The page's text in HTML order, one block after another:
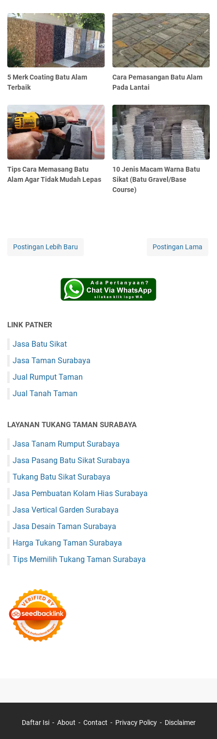
5 Merk Coating Batu Alam
Terbaik
Cara Pemasangan Batu Alam
Pada Lantai
Tips Cara Memasang Batu
Alam Agar Tidak Mudah Lepas
10 Jenis Macam Warna Batu
Sikat (Batu Gravel/Base
Course)
Postingan Lebih Baru Postingan Lama
LINK PATNER
Jasa Batu Sikat
Jasa Taman Surabaya
Jual Rumput Taman
Jual Tanah Taman
LAYANAN TUKANG TAMAN SURABAYA
Jasa Tanam Rumput Surabaya
Jasa Pasang Batu Sikat Surabaya
Tukang Batu Sikat Surabaya
Jasa Pembuatan Kolam Hias Surabaya
Jasa Vertical Garden Surabaya
Jasa Desain Taman Surabaya
Harga Tukang Taman Surabaya
Tips Memilih Tukang Taman Surabaya
Daftar Isi About Contact Privacy Policy Disclaimer